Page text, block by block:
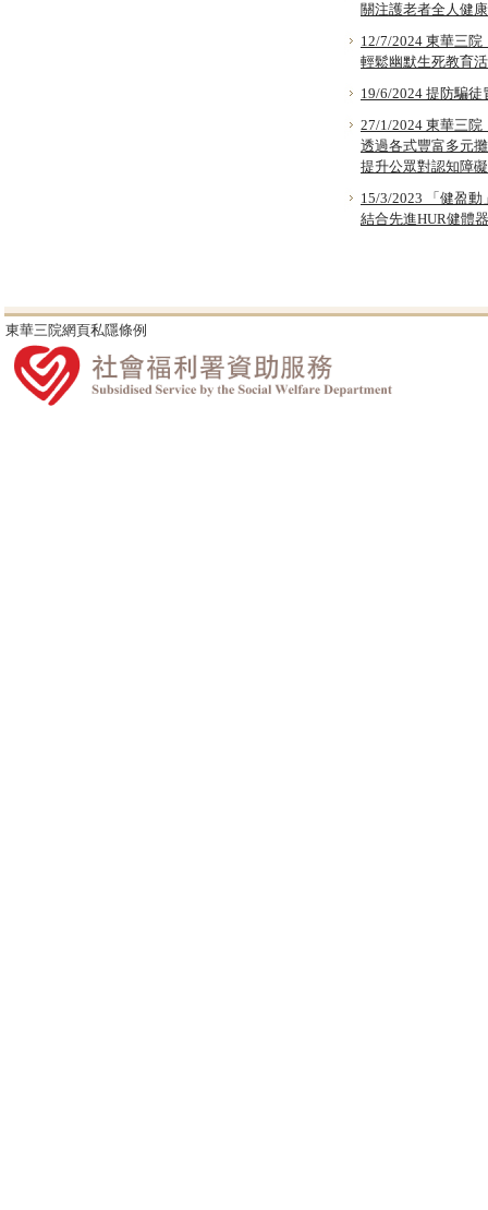
關注護老者全人健
12/7/2024 東華三
輕鬆幽默生死教育
19/6/2024 提防騙
27/1/2024 東華三
透過各式豐富多元
提升公眾對認知障
15/3/2023 「健盈動
結合先進HUR健體
東華三院網頁私隱條例